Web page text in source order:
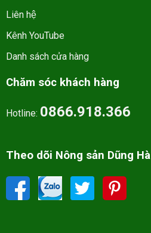
Liên hệ
Kênh YouTube
Danh sách cửa hàng
Chăm sóc khách hàng
Hotline: 0866.918.366
Theo dõi Nông sản Dũng Hà